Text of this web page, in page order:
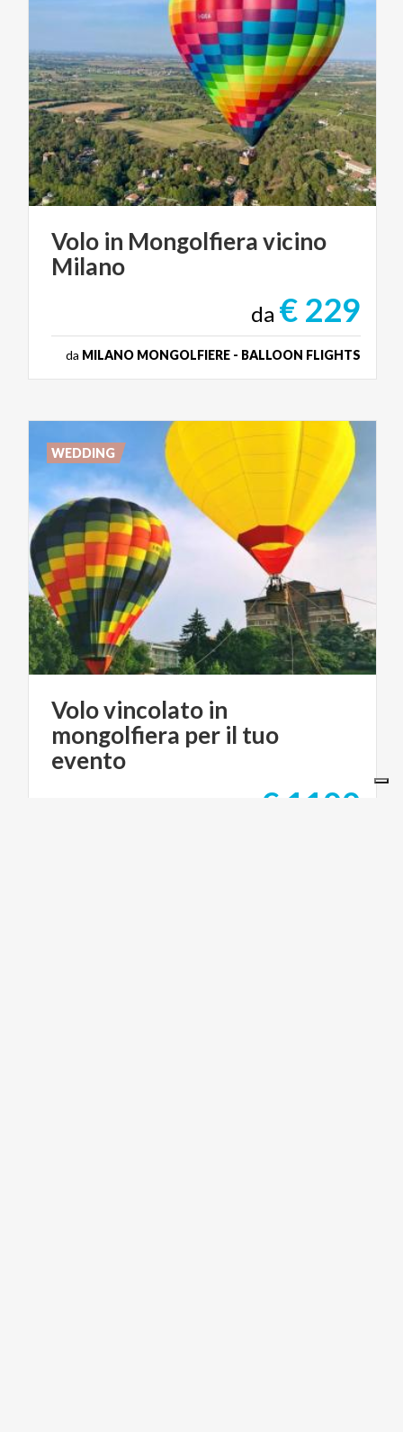
Volo in Mongolfieravicino
Milano
da € 229
da MILANO MONGOLFIERE - BALLOON FLIGHTS
Volo vincolato in
mongolfiera per il tuo
evento
€ 1100
WEDDING